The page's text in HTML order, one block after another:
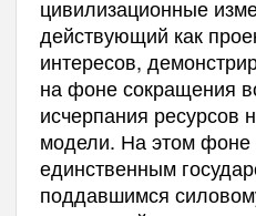
цивилизационные
действующий как
интересов,
на фоне сокращения
исчерпания ресурсов
модели. На этом фоне
единственным
поддавшимся